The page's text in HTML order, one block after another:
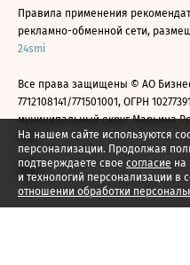
На нашем сайте используются
персонализации. Продолжая
подтверждаете свое согласие на
и технологий персонализации в
отношении обработки
Правила применения
рекламно-обменной сети,
24smi
Все права защищены © АО
7712108141/771501001, ОГРН
муниципальный округ Марьина
2026